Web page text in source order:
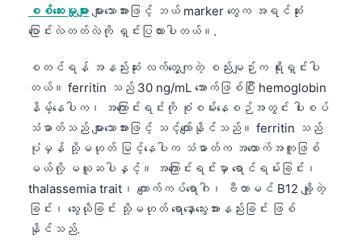
စစ်ဆေးမှုများ များသောအားဖြင့် ဘယ် marker တွေက အရင်ဆုံး
ပြောင်းလဲတတ်လဲကို ရှင်းပြထားပါတယ်။.
စတင်ရန် အနည်းဆုံး လက်တွေ့ကျတဲ့ စည်းမျဉ်းက ရိုးရှင်းပါ
တယ်။ ferritin သည် 30 ng/mL အောက်ဖြစ်ပြီး hemoglobin
နိမ့်နေပါက၊ အကြောင်းရင်းကို စုံစမ်းနေစဉ်အတွင်း ပါးစပ်
သံဓာတ်သည် များသောအားဖြင့် သင့်လျော်နိုင်သည်။ ferritin သည်
ပုံမှန် သို့မဟုတ် မြင့်နေပါက သံဓာတ်က အထောက်အကူဖြစ်
မယ်လို့ မယူဆပါနှင့်။ အကြောင်းရင်းမှာ ရောင်ရမ်းခြင်း၊
thalassemia trait၊ ကျောက်ကပ်ရောဂါ၊ ဗီတာမင် B12 ချို့တဲ့
ခြင်း၊ သွေးယိုခြင်း သို့မဟုတ် ရောနှောသွေးအားနည်းခြင်း ဖြစ်
နိုင်သည်.